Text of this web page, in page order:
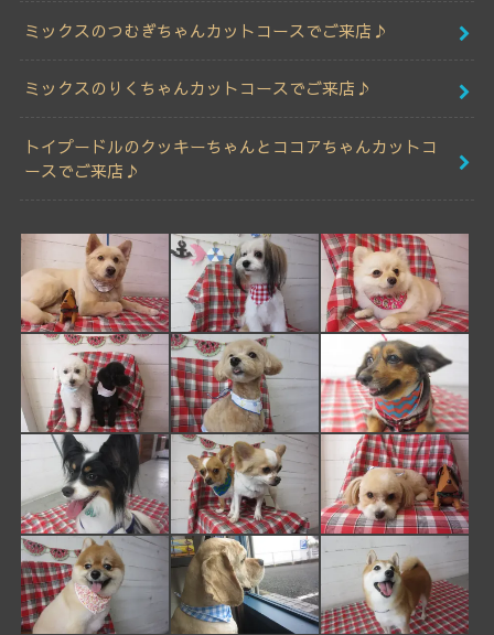
ミックスのつむぎちゃんカットコースでご来店♪
ミックスのりくちゃんカットコースでご来店♪
トイプードルのクッキーちゃんとココアちゃんカットコ
ースでご来店♪